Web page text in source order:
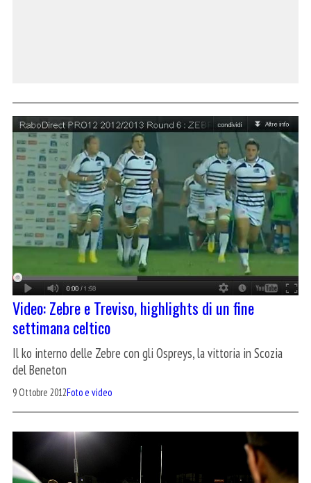
Video: Zebre e Treviso, highlights di un fine
settimana celtico
Il ko interno delle Zebre con gli Ospreys, la vittoria in Scozia
del Beneton
9 Ottobre 2012Foto e video